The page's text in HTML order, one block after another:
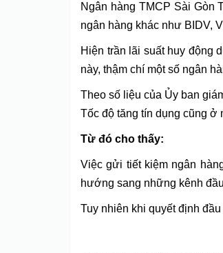
Ngân hàng TMCP Sài Gòn
ngân hàng khác như BIDV,
Hiện trần lãi suất huy động
này, thậm chí một số ngân
Theo số liệu của Ủy ban
Tốc độ tăng tín dụng cũng ở
Từ đó cho thấy:
Việc gửi tiết kiệm ngân
hướng sang những kênh
Tuy nhiên khi quyết định